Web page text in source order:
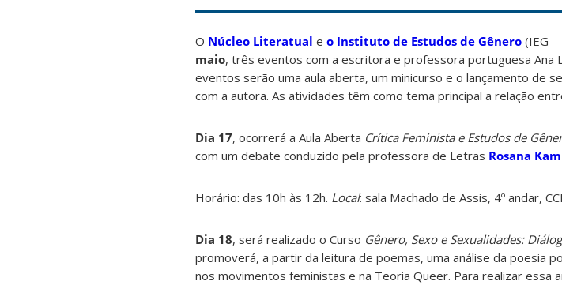
O Núcleo Literatual e o Instituto de Estudos de Gênero (IEG –
maio, três eventos com a escritora e professora portuguesa Ana
eventos serão uma aula aberta, um minicurso e o lançamento de
com a autora. As atividades têm como tema principal a relação
Dia 17, ocorrerá a Aula Aberta Crítica Feminista e Estudos de
com um debate conduzido pela professora de Letras Rosana
Horário: das 10h às 12h. Local: sala Machado de Assis, 4º andar,
Dia 18, será realizado o Curso Gênero, Sexo e Sexualidades:
promoverá, a partir da leitura de poemas, uma análise da poesia
nos movimentos feministas e na Teoria Queer. Para realizar essa